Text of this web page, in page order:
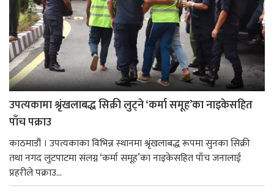
उपत्यकामा श्रृंखलाबद्ध सिक्री लुट्ने ‘कर्मा समूह’का नाइकेसहित
पाँच पक्राउ
काठमाडौं । उपत्यकाका विभिन्न स्थानमा श्रृंखलाबद्ध रूपमा सुनका सिक्री
तथा नगद लुटपाटमा संलग्न ‘कर्मा समूह’का नाइकेसहित पाँच जनालाई
प्रहरीले पक्राउ...